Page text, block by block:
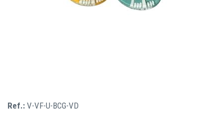
Ref.: V-VF-U-BCG-VD